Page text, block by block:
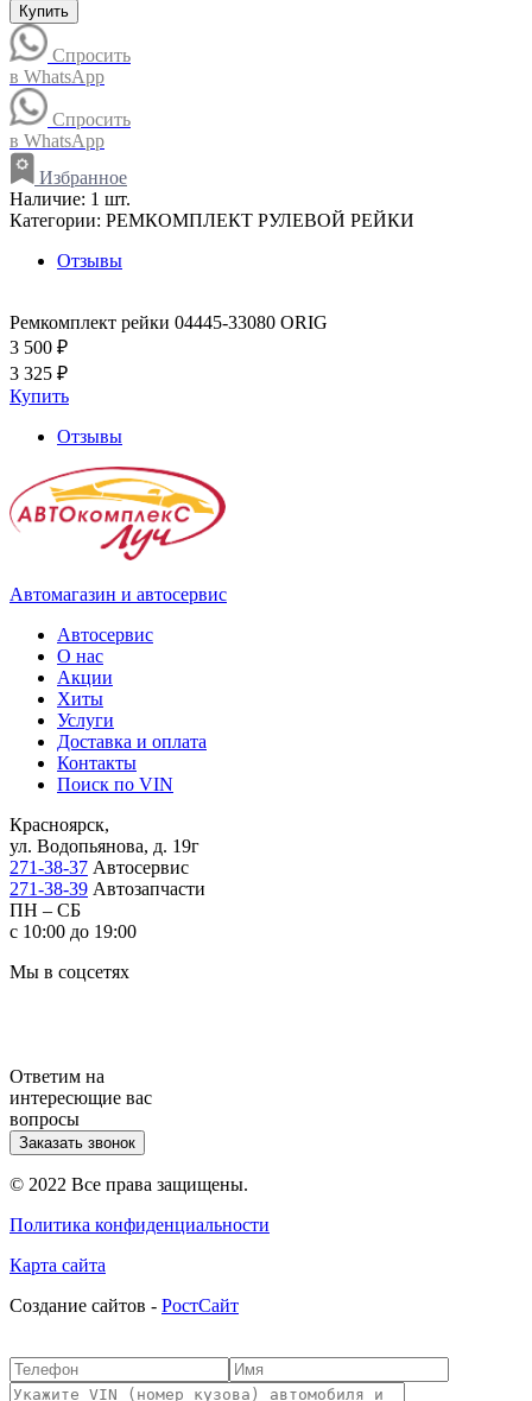
Купить
Спросить
в WhatsApp
Спросить
в WhatsApp
Избранное
Наличие: 1 шт.
Категории: РЕМКОМПЛЕКТ РУЛЕВОЙ РЕЙКИ
Отзывы
Ремкомплект рейки 04445-33080 ORIG
3 500 ₽
3 325 ₽
Купить
Отзывы
Автомагазин и автосервис
Автосервис
О нас
Акции
Хиты
Услуги
Доставка и оплата
Контакты
Поиск по VIN
Красноярск,
ул. Водопьянова, д. 19г
271-38-37 Автосервис
271-38-39 Автозапчасти
ПН – СБ
с 10:00 до 19:00
Мы в соцсетях
Ответим на
интересющие вас
вопросы
Заказать звонок
© 2022 Все права защищены.
Политика конфиденциальности
Карта сайта
Cоздание сайтов - РостСайт